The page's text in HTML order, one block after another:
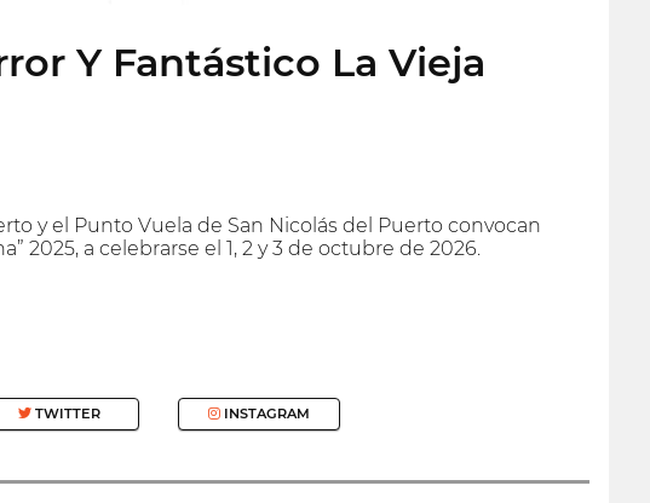
Y Fantástico La Vieja
y el Punto Vuela de San Nicolás del Puerto convocan
2025, a celebrarse el 1, 2 y 3 de octubre de 2026.
TWITTER INSTAGRAM